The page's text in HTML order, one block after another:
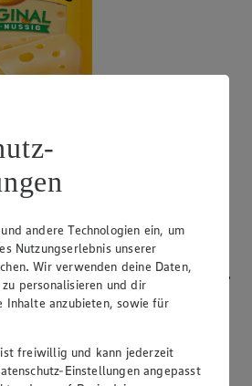
von 0.99€
Preis von 1.11€ (Insgesamt -53%
versch. Sorten und Fettstufen,
Becher, (1kg = 9,25/7,40)
andere Technologien ein, um
Nutzungserlebnis unserer
Wir verwenden deine Daten,
personalisieren und dir
Inhalte anzubieten, sowie für
freiwillig und kann jederzeit
Einstellungen angepasst